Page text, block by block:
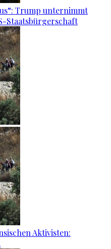
Trump unternimmt
Staatsbürgerschaft
Aktivisten: